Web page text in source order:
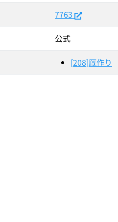
7763
公式
[208]厩作り